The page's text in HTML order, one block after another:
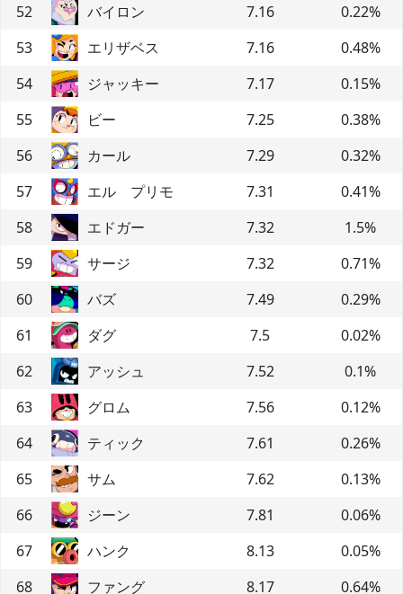
52
バイロン 7.16 0.22%
53
エリザベス 7.16 0.48%
54
ジャッキー 7.17 0.15%
55
ビー 7.25 0.38%
56
カール 7.29 0.32%
57
エル プリモ 7.31 0.41%
58
エドガー 7.32 1.5%
59
サージ 7.32 0.71%
60
バズ 7.49 0.29%
61
ダグ 7.5 0.02%
62
アッシュ 7.52 0.1%
63
グロム 7.56 0.12%
64
ティック 7.61 0.26%
65
サム 7.62 0.13%
66
ジーン 7.81 0.06%
67
ハンク 8.13 0.05%
68
ファング 8.17 0.64%